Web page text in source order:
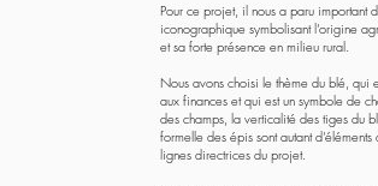
Pour ce projet, il nous a paru important
iconographique symbolisant l’origine
et sa forte présence en milieu rural.
Nous avons choisi le thème du blé, qui
aux finances et qui est un symbole de
des champs, la verticalité des tiges du
formelle des épis sont autant
lignes directrices du projet.